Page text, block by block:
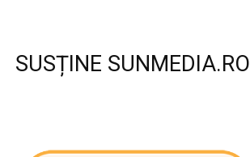
SUSȚINE SUNMEDIA.RO